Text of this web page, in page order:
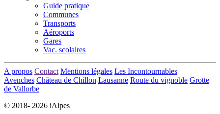
Guide pratique
Communes
Transports
Aéroports
Gares
Vac. scolaires
A propos Contact Mentions légales Les Incontournables
Avenches Château de Chillon Lausanne Route du vignoble Grotte
de Vallorbe
© 2018- 2026 iAlpes